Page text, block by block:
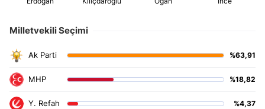
Milletvekili Seçimi
%63,91
%18,82
%4,37